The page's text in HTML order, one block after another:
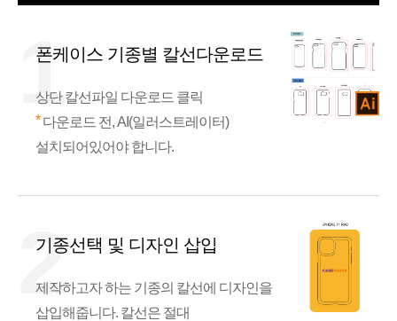
1
폰케이스 기종별 칼선다운로드
상단 칼선파일 다운로드 클릭
*다운로드 전, AI(일러스트레이터)
설치되어있어야 합니다.
2
기종선택 및 디자인 삽입
제작하고자 하는 기종의 칼선에 디자인을
삽입해줍니다. 칼선은 절대